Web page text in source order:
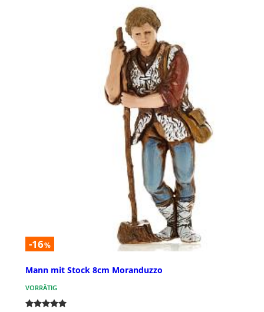
-16%
Mann mit Stock 8cm Moranduzzo
VORRÄTIG